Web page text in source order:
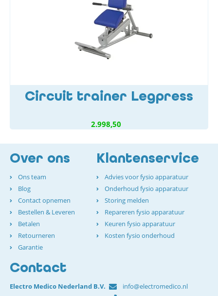
Circuit trainer Legpress
2.998,50
Over ons
Ons team
Blog
Contact opnemen
Bestellen & Leveren
Betalen
Retourneren
Garantie
Klantenservice
Advies voor fysio apparatuur
Onderhoud fysio apparatuur
Storing melden
Repareren fysio apparatuur
Keuren fysio apparatuur
Kosten fysio onderhoud
Contact
Electro Medico Nederland B.V.
info@electromedico.nl